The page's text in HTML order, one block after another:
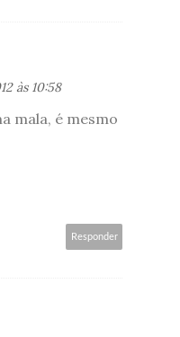
às 10:58
mala, é mesmo
Responder